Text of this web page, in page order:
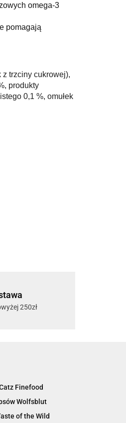
omega-3
pomagają
z trzciny cukrowej),
produkty
0,1 %, omułek
250zł
Finefood
Wolfsblut
of the Wild